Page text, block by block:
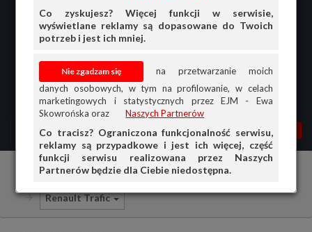
Co zyskujesz? Więcej funkcji w serwisie,
wyświetlane reklamy są dopasowane do Twoich
potrzeb i jest ich mniej.
na przetwarzanie moich
danych osobowych, w tym na profilowanie, w celach
marketingowych i statystycznych przez EJM - Ewa
Skowrońska oraz
Naszych Partnerów
Co tracisz? Ograniczona funkcjonalność serwisu,
reklamy są przypadkowe i jest ich więcej, część
funkcji serwisu realizowana przez Naszych
Partnerów będzie dla Ciebie niedostępna.
MENU MOJA AG
PRZEGLĄD
Samochody ciężarowe i dostawcze Renault
Renault Trafic